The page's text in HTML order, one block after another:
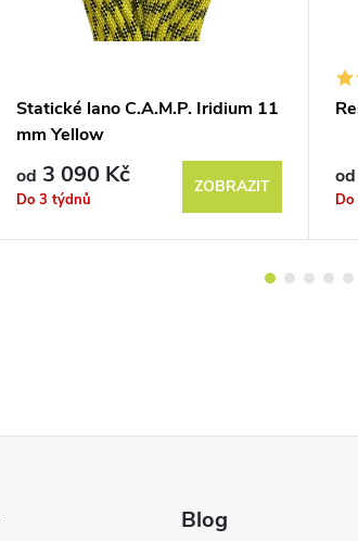
Statické lano C.A.M.P. Iridium 11
mm Yellow
od 3 090 Kč
Do 3 týdnů
ZOBRAZIT od
Blog